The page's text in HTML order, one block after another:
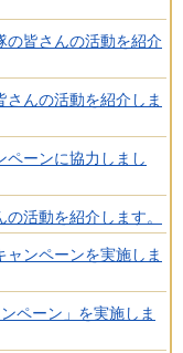
の皆さんの活動を紹介
んの活動を紹介しま
ペーンに協力しまし
活動を紹介します。
ャンペーンを実施しま
ペーン」を実施しま